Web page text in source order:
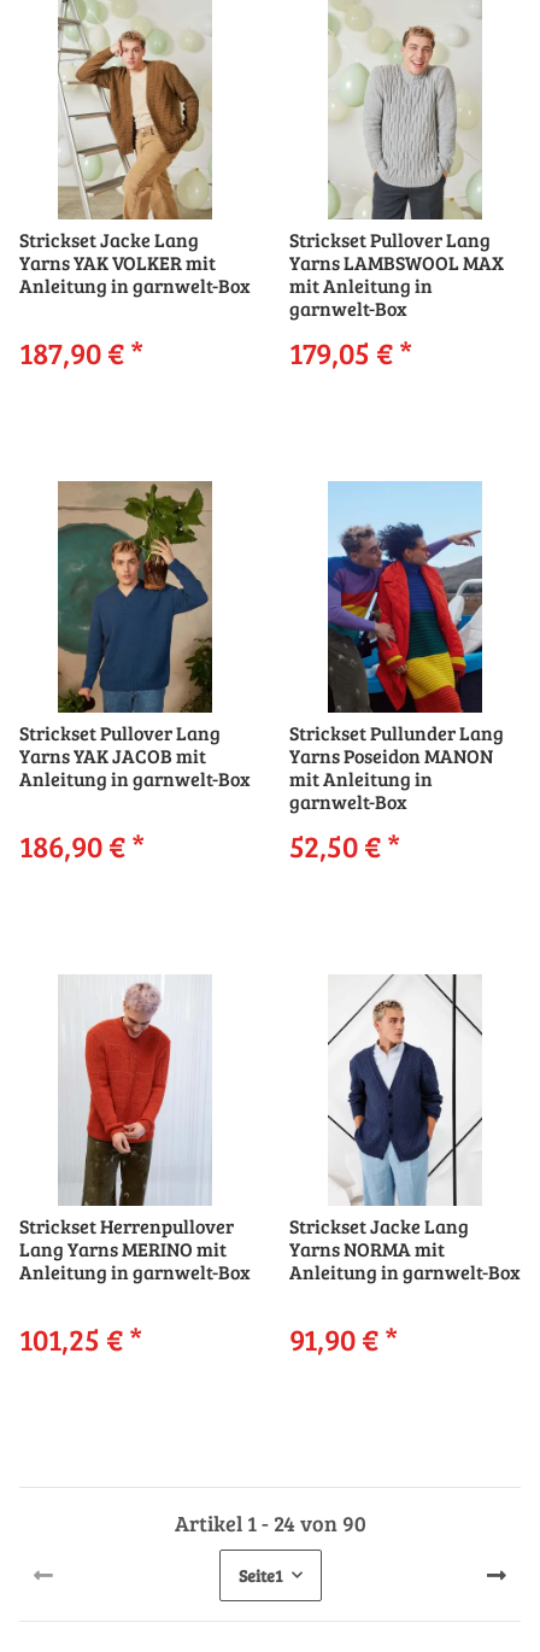
Strickset Jacke Lang
Yarns YAK VOLKER mit
Anleitung in garnwelt-Box
187,90 €*
Strickset Pullover Lang
Yarns LAMBSWOOL MAX
mit Anleitung in
garnwelt-Box
179,05 €*
Strickset Pullover Lang
Yarns YAK JACOB mit
Anleitung in garnwelt-Box
186,90 €*
Strickset Pullunder Lang
Yarns Poseidon MANON
mit Anleitung in
garnwelt-Box
52,50 €*
Strickset Herrenpullover
Lang Yarns MERINO mit
Anleitung in garnwelt-Box
101,25 €*
Strickset Jacke Lang
Yarns NORMA mit
Anleitung in garnwelt-Box
91,90 €*
Artikel 1 - 24 von 90
Seite1